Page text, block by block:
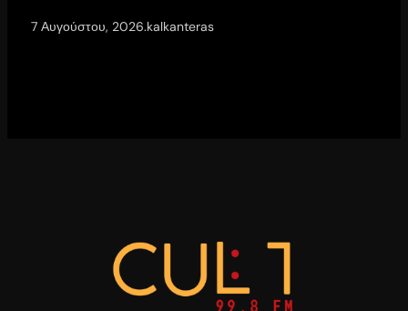
7 Αυγούστου, 2026.kalkanteras